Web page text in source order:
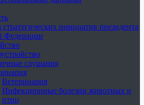
стратегических инициатив президента
Федерации
слушания
Ветеринария
Инфекционные болезни животных и
птиц